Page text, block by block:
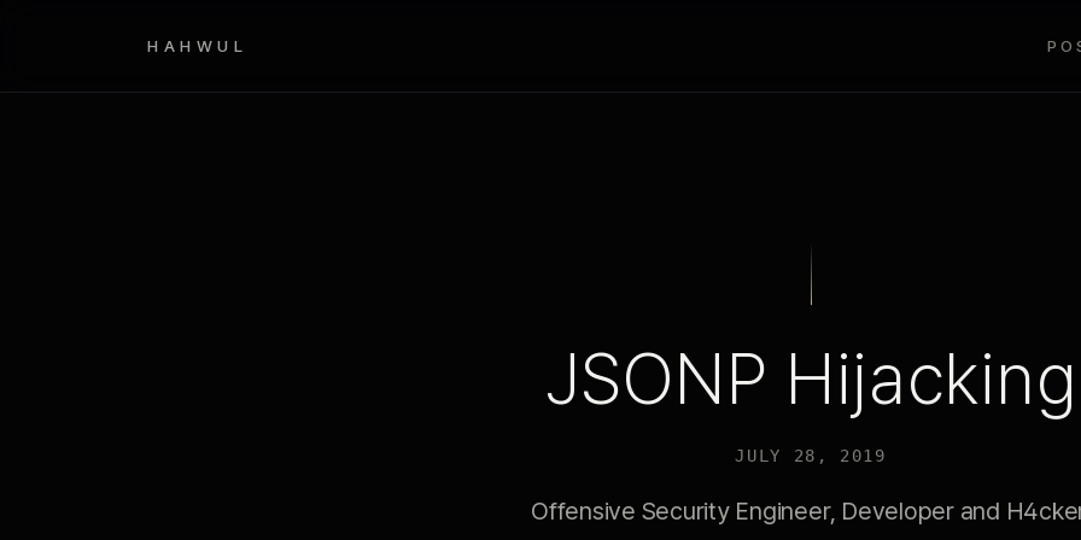
HAHWUL
JSONP Hijacking
JULY 28, 2019
Offensive Security Engineer, Developer and